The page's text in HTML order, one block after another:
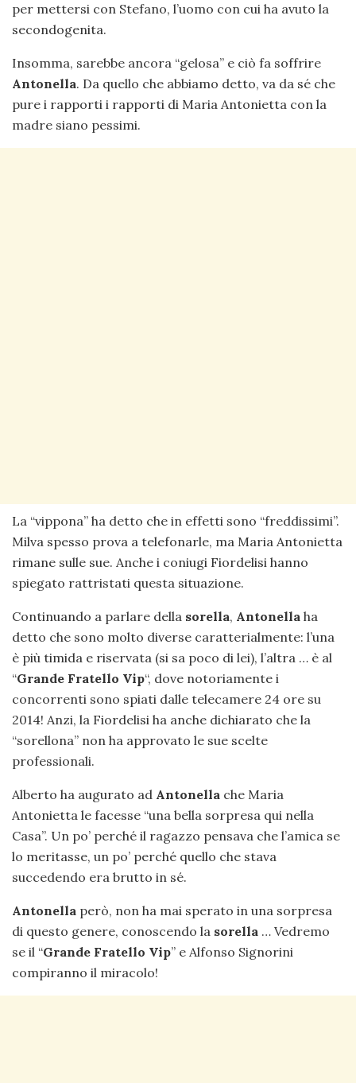
per mettersi con Stefano, l’uomo con cui ha avuto la
secondogenita.
Insomma, sarebbe ancora “gelosa” e ciò fa soffrire
Antonella. Da quello che abbiamo detto, va da sé che
pure i rapporti i rapporti di Maria Antonietta con la
madre siano pessimi.
La “vippona” ha detto che in effetti sono “freddissimi”.
Milva spesso prova a telefonarle, ma Maria Antonietta
rimane sulle sue. Anche i coniugi Fiordelisi hanno
spiegato rattristati questa situazione.
Continuando a parlare della sorella, Antonella ha
detto che sono molto diverse caratterialmente: l’una
è più timida e riservata (si sa poco di lei), l’altra … è al
“Grande Fratello Vip“, dove notoriamente i
concorrenti sono spiati dalle telecamere 24 ore su
2014! Anzi, la Fiordelisi ha anche dichiarato che la
“sorellona” non ha approvato le sue scelte
professionali.
Alberto ha augurato ad Antonella che Maria
Antonietta le facesse “una bella sorpresa qui nella
Casa”. Un po’ perché il ragazzo pensava che l’amica se
lo meritasse, un po’ perché quello che stava
succedendo era brutto in sé.
Antonella però, non ha mai sperato in una sorpresa
di questo genere, conoscendo la sorella … Vedremo
se il “Grande Fratello Vip” e Alfonso Signorini
compiranno il miracolo!